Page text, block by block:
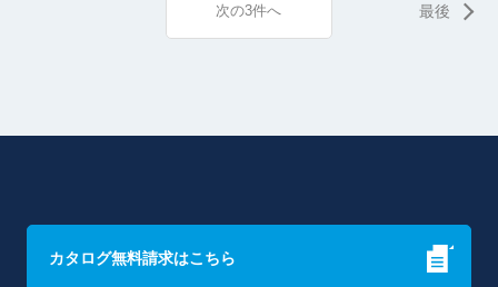
次の3件へ 最後
カタログ無料請求はこちら